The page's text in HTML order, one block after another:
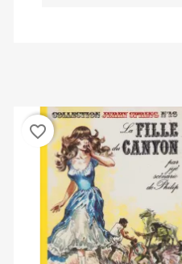
favorite_border